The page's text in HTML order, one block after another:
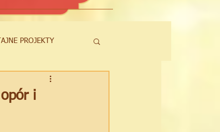
TAJNE PROJEKTY
CIELESNA
i